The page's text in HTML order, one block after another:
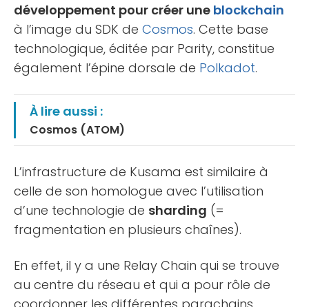
développement pour créer une blockchain
à l’image du SDK de Cosmos. Cette base
technologique, éditée par Parity, constitue
également l’épine dorsale de Polkadot.
À lire aussi :
Cosmos (ATOM)
L’infrastructure de Kusama est similaire à
celle de son homologue avec l’utilisation
d’une technologie de sharding (=
fragmentation en plusieurs chaînes).
En effet, il y a une Relay Chain qui se trouve
au centre du réseau et qui a pour rôle de